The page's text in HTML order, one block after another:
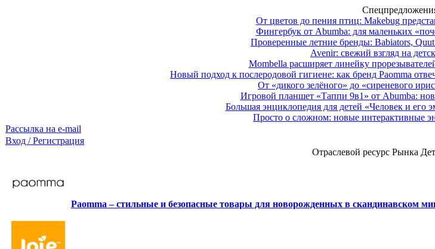
От цветов до пения птиц: Makebug
Фингербук от Abumba: для маленьких
Проверенные летние бренды: Babiators,
Avenir: свежий взгляд на
Mombella расширяет линейку
Новый подход к послеродовой гигиене: как бренд Paomma
От «дикого зелёного» до «сиреневого
Игровой планшет «Таппи 9в1» от Abumba:
Большая энциклопедия для детей «Человек и его
Просто о сложном: новые интерактивные
Рассылка на e-mail
Вход / Регистрация
Отраслевой ресурс Рынка
Paomma – стильные и безопасные товары для новорожденных в скандинавском